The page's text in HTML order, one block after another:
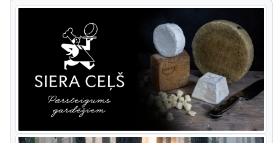
handmade souvenirs. On the way back
the tour goes through the pretty
provincial town of Kuldiga with well-
preserved wooden architecture. The
tour includes two of the most
interesting national parks: Slitere which
holds the geological history of former
ages and Kemeri with its great heath
trail and sulphur springs.